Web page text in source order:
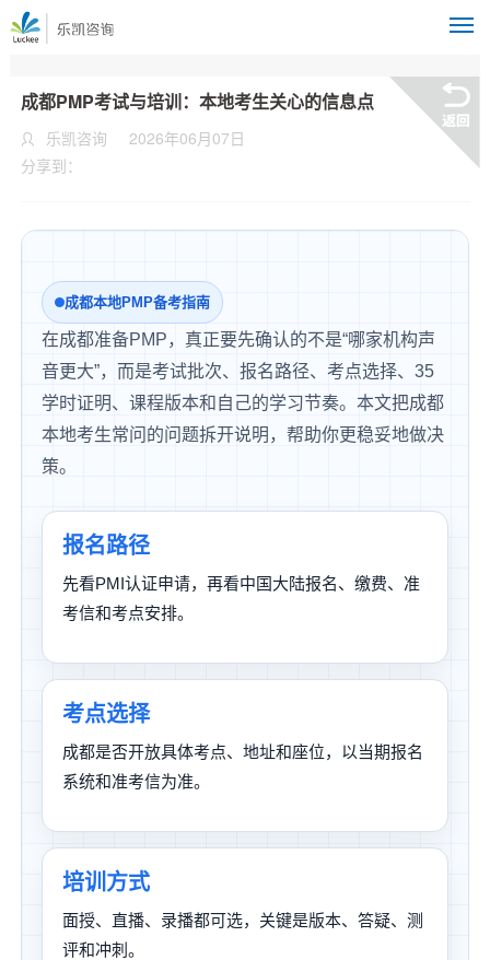
成都PMP考试与培训：本地考生关心的信息点
乐凯咨询
2026年06月07日
分享到：
成都本地PMP备考指南
在成都准备PMP，真正要先确认的不是“哪家机构声
音更大”，而是考试批次、报名路径、考点选择、35
学时证明、课程版本和自己的学习节奏。本文把成都
本地考生常问的问题拆开说明，帮助你更稳妥地做决
策。
报名路径
先看PMI认证申请，再看中国大陆报名、缴费、准
考信和考点安排。
考点选择
成都是否开放具体考点、地址和座位，以当期报名
系统和准考信为准。
培训方式
面授、直播、录播都可选，关键是版本、答疑、测
评和冲刺。